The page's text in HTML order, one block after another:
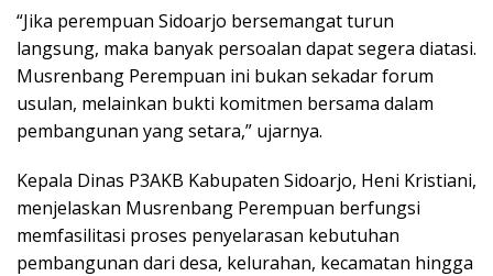
“Jika perempuan Sidoarjo bersemangat turun
langsung, maka banyak persoalan dapat segera diatasi.
Musrenbang Perempuan ini bukan sekadar forum
usulan, melainkan bukti komitmen bersama dalam
pembangunan yang setara,” ujarnya.
Kepala Dinas P3AKB Kabupaten Sidoarjo, Heni Kristiani,
menjelaskan Musrenbang Perempuan berfungsi
memfasilitasi proses penyelarasan kebutuhan
pembangunan dari desa, kelurahan, kecamatan hingga